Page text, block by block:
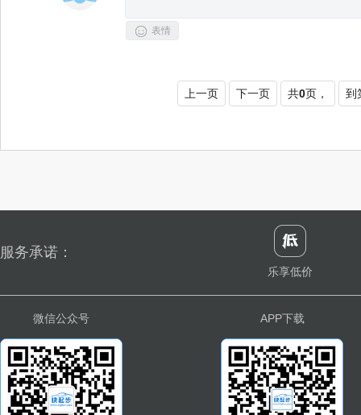
 表情
上一页 下一页 共0页， 到
服务承诺：
乐享低价
微信公众号 APP下载